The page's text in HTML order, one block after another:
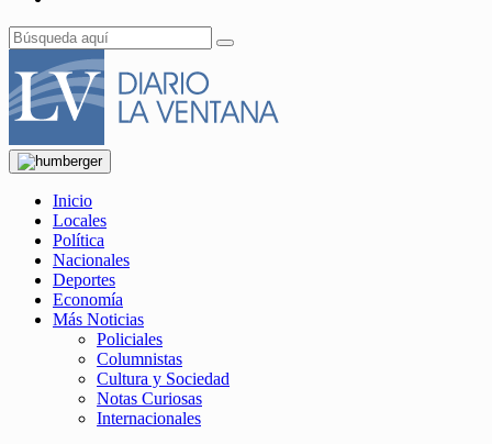
Inicio
Locales
Política
Nacionales
Deportes
Economía
Más Noticias
Policiales
Columnistas
Cultura y Sociedad
Notas Curiosas
Internacionales